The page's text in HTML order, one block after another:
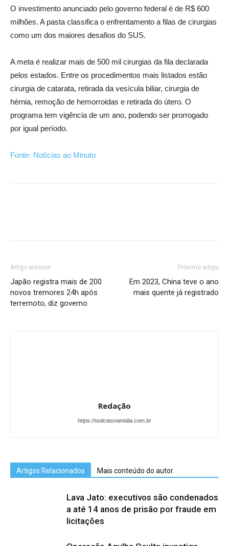
O investimento anunciado pelo governo federal é de R$ 600
milhões. A pasta classifica o enfrentamento a filas de cirurgias
como um dos maiores desafios do SUS.
A meta é realizar mais de 500 mil cirurgias da fila declarada
pelos estados. Entre os procedimentos mais listados estão
cirurgia de catarata, retirada da vesícula biliar, cirurgia de
hérnia, remoção de hemorroidas e retirada do útero. O
programa tem vigência de um ano, podendo ser prorrogado
por igual período.
Fonte: Notícias ao Minuto
Artigo anterior
Japão registra mais de 200
novos tremores 24h após
terremoto, diz governo
Próximo artigo
Em 2023, China teve o ano
mais quente já registrado
Redação
https://noticiasnamidia.com.br
Artigos Relacionados Mais conteúdo do autor
Lava Jato: executivos são condenados
a até 14 anos de prisão por fraude em
licitações